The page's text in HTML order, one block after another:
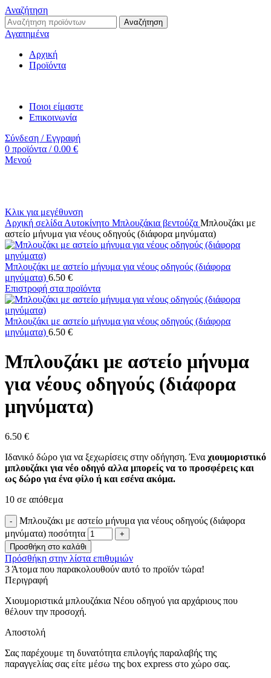
Αναζήτηση
Αναζήτηση
Αγαπημένα
Αρχική
Προϊόντα
Ποιοι είμαστε
Επικοινωνία
Σύνδεση / Εγγραφή
0 προϊόντα / 0.00 €
Μενού
Κλικ για μεγέθυνση
Αρχική σελίδα Αυτοκίνητο Μπλουζάκια βεντούζα Μπλουζάκι με
αστείο μήνυμα για νέους οδηγούς (διάφορα μηνύματα)
Μπλουζάκι με αστείο μήνυμα για νέους οδηγούς (διάφορα
μηνύματα) 6.50 €
Επιστροφή στα προϊόντα
Μπλουζάκι με αστείο μήνυμα για νέους οδηγούς (διάφορα
μηνύματα) 6.50 €
Μπλουζάκι με αστείο μήνυμα
για νέους οδηγούς (διάφορα
μηνύματα)
6.50 €
Ιδανικό δώρο για να ξεχωρίσεις στην οδήγηση. Ένα χιουμοριστικό
μπλουζάκι για νέο οδηγό αλλα μπορείς να το προσφέρεις και
ως δώρο για ένα φίλο ή και εσένα ακόμα.
10 σε απόθεμα
Μπλουζάκι με αστείο μήνυμα για νέους οδηγούς (διάφορα
μηνύματα) ποσότητα
Προσθήκη στο καλάθι
Πρόσθήκη στην λίστα επιθυμιών
3 Άτομα που παρακολουθούν αυτό το προϊόν τώρα!
Περιγραφή
Χιουμοριστικά μπλουζάκια Νέου οδηγού για αρχάριους που
θέλουν την προσοχή.
Αποστολή
Σας παρέχουμε τη δυνατότητα επιλογής παραλαβής της
παραγγελίας σας είτε μέσω της box express στο χώρο σας.